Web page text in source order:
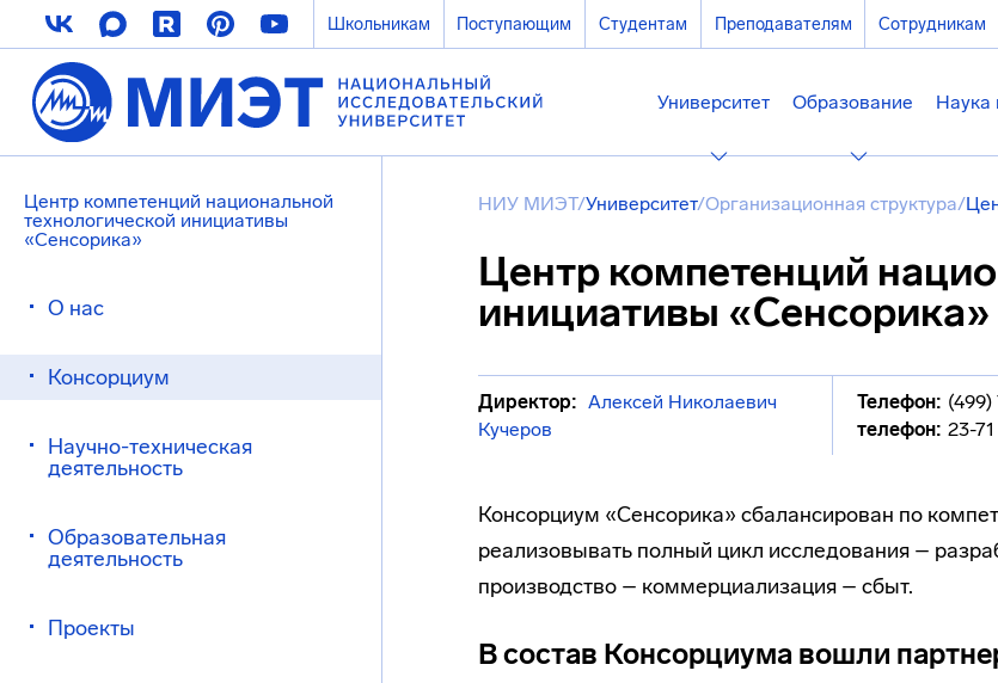
Школьникам Поступающим Студентам Преподавателям Сотрудникам
Университет Образование Наука
Центр компетенций национальной
технологической инициативы
«Сенсорика»
О нас
Консорциум
Научно-техническая
деятельность
Образовательная
деятельность
Проекты
НИУ МИЭТ/Университет/Организационная структура/
Центр компетенций
инициативы «Сенсорика»
Директор: Алексей Николаевич
Кучеров
Телефон: (499)
телефон: 23-71
Консорциум «Сенсорика» сбалансирован по
реализовывать полный цикл исследования –
производство – коммерциализация – сбыт.
В состав Консорциума вошли